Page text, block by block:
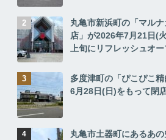
丸亀市新浜町の「マル
店」が2026年7月21日(
上旬にリフレッシュオー
多度津町の「ぴこぴこ
6月28日(日)をもって閉
丸亀市土器町にあるあ